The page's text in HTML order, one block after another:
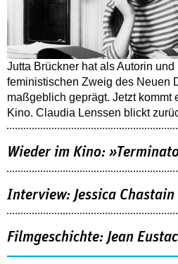
Jutta Brückner hat als Autorin
feministischen Zweig des Neuen
maßgeblich geprägt. Jetzt kommt
Kino. Claudia Lenssen blickt
Wieder im Kino:
Interview: Jessica
Filmgeschichte: Jean